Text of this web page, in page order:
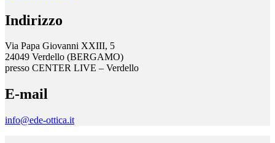
Indirizzo
Via Papa Giovanni XXIII, 5
24049 Verdello (BERGAMO)
presso CENTER LIVE – Verdello
E-mail
info@ede-ottica.it